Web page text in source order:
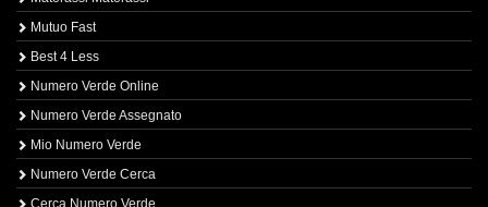
Mutuo Fast
Best 4 Less
Numero Verde Online
Numero Verde Assegnato
Mio Numero Verde
Numero Verde Cerca
Cerca Numero Verde